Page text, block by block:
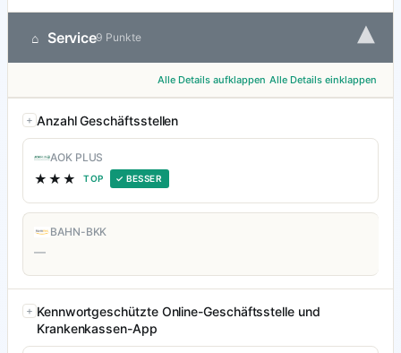
⌂ Service9 Punkte ▾
Alle Details aufklappen Alle Details einklappen
Anzahl Geschäftsstellen
AOK PLUS
★★★ TOP ✓ BESSER
BAHN-BKK
—
Kennwortgeschützte Online-Geschäftsstelle und
Krankenkassen-App